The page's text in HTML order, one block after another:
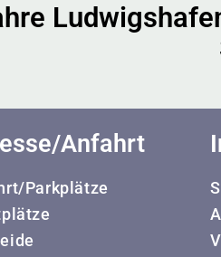
Anfahrt
Parkplätze